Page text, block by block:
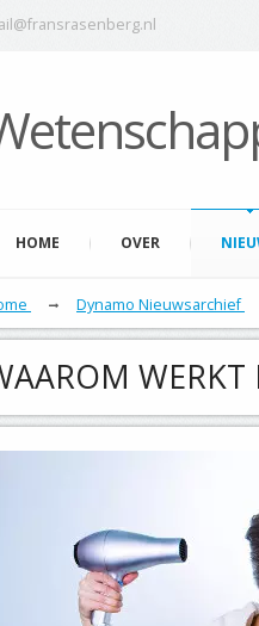
HOME OVER
Dynamo Nieuwsarchief
WERKT